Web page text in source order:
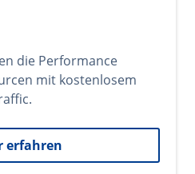
die Performance
mit kostenlosem
erfahren